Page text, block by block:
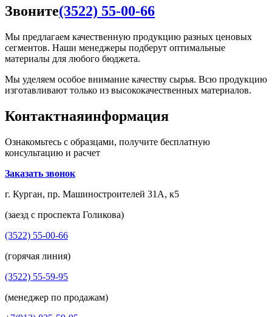
Звоните(3522) 55-00-66
Мы предлагаем качественную продукцию разных ценовых
сегментов. Наши менеджеры подберут оптимальные
материалы для любого бюджета.
Мы уделяем особое внимание качеству сырья. Всю продукцию
изготавливают только из высококачественных материалов.
Контактнаяинформация
Ознакомьтесь с образцами, получите бесплатную
консультацию и расчет
Заказать звонок
г. Курган, пр. Машиностроителей 31А, к5
(заезд с проспекта Голикова)
(3522) 55-00-66
(горячая линия)
(3522) 55-59-95
(менеджер по продажам)